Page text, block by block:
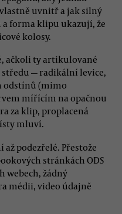
uvnitř a jak silný
forma klipu ukazují, že
kolosy.
ačkoli ty artikulované
— radikální levice,
odstínů (mimo
mířícím na opačnou
za klip, proplacená
mluví.
podezřelé. Přestože
stránkách ODS
webech, žádný
médii, video údajně